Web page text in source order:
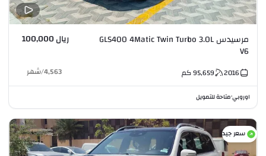
مرسيدس GLS400 4Matic Twin Turbo 3.0L
V6
ريال 100,000
2016
95,659كم 4,563
/شهر
اوروبي•متاحة للتمويل
سعر جيد